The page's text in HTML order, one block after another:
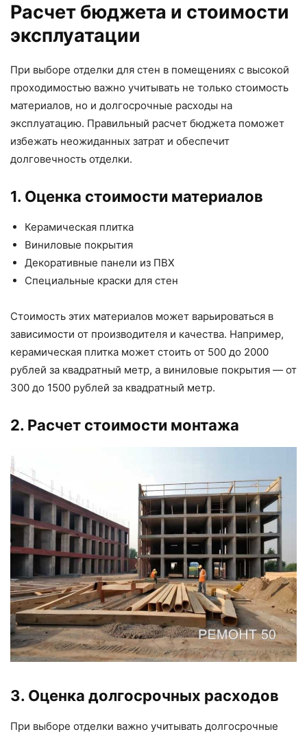
Расчет бюджета и стоимости
эксплуатации
При выборе отделки для стен в помещениях с высокой
проходимостью важно учитывать не только стоимость
материалов, но и долгосрочные расходы на
эксплуатацию. Правильный расчет бюджета поможет
избежать неожиданных затрат и обеспечит
долговечность отделки.
1. Оценка стоимости материалов
Керамическая плитка
Виниловые покрытия
Декоративные панели из ПВХ
Специальные краски для стен
Стоимость этих материалов может варьироваться в
зависимости от производителя и качества. Например,
керамическая плитка может стоить от 500 до 2000
рублей за квадратный метр, а виниловые покрытия — от
300 до 1500 рублей за квадратный метр.
2. Расчет стоимости монтажа
3. Оценка долгосрочных расходов
При выборе отделки важно учитывать долгосрочные